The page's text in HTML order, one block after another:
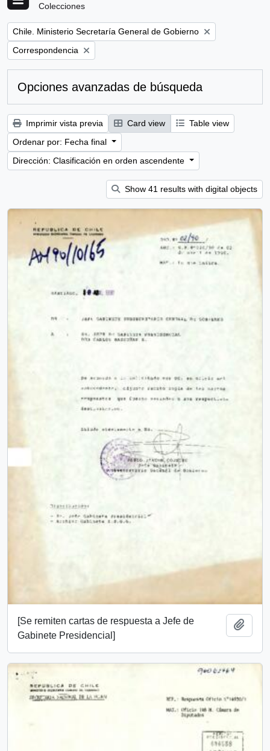
Colecciones
Remove filter:
Chile. Ministerio Secretaría General de Gobierno
Remove filter:
Correspondencia
Opciones avanzadas de búsqueda
Imprimir vista previa Card view
Table view
Ordenar por: Fecha final
Dirección: Clasificación en orden ascendente
Show 41 results with digital objects
[Se remiten cartas de respuesta a Jefe de
Gabinete Presidencial]